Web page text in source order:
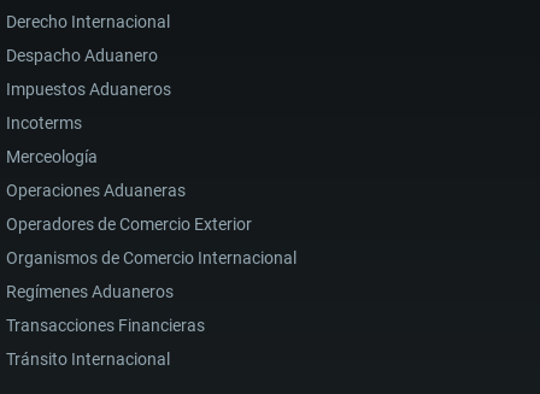
Derecho Internacional
Despacho Aduanero
Impuestos Aduaneros
Incoterms
Merceología
Operaciones Aduaneras
Operadores de Comercio Exterior
Organismos de Comercio Internacional
Regímenes Aduaneros
Transacciones Financieras
Tránsito Internacional